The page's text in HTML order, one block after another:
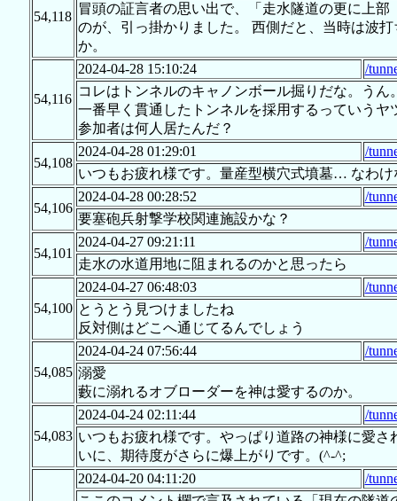
54,118
冒頭の証言者の思い出で、「走水隧道の更に上
のが、引っ掛かりました。 西側だと、当時は波
か。
54,116
2024-04-28 15:10:24
/
コレはトンネルのキャノンボール掘りだな。うん
一番早く貫通したトンネルを採用するっていうヤ
参加者は何人居たんだ？
54,108
2024-04-28 01:29:01
/
いつもお疲れ様です。量産型横穴式墳墓… なわけ
54,106
2024-04-28 00:28:52
/
要塞砲兵射撃学校関連施設かな？
54,101
2024-04-27 09:21:11
/
走水の水道用地に阻まれるのかと思ったら
54,100
2024-04-27 06:48:03
/
とうとう見つけましたね
反対側はどこへ通じてるんでしょう
54,085
2024-04-24 07:56:44
/
溺愛
藪に溺れるオブローダーを神は愛するのか。
54,083
2024-04-24 02:11:44
/
いつもお疲れ様です。やっぱり道路の神様に愛
いに、期待度がさらに爆上がりです。(^-^;
2024-04-20 04:11:20
/